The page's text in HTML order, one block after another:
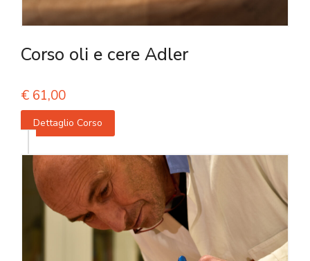
Corso oli e cere Adler
€ 61,00
Dettaglio Corso